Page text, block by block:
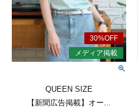
QUEEN SIZE
【新聞広告掲載】オー...